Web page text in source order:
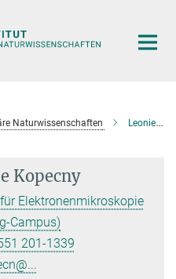
Naturwissenschaften Leonie Kopecny
Kopecny
Elektronenmikroskopie
Campus)
201-1339